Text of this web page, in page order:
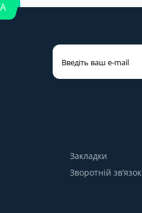
Закладки
Зворотній зв’язок